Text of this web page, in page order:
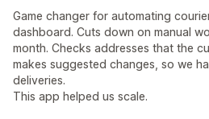
Game changer for automating
dashboard. Cuts down on manual
month. Checks addresses that the
makes suggested changes, so we
deliveries.
This app helped us scale.